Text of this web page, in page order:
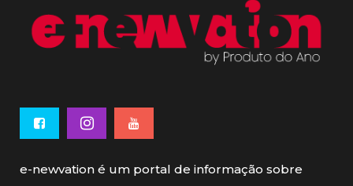
e-newvation é um portal de informação sobre